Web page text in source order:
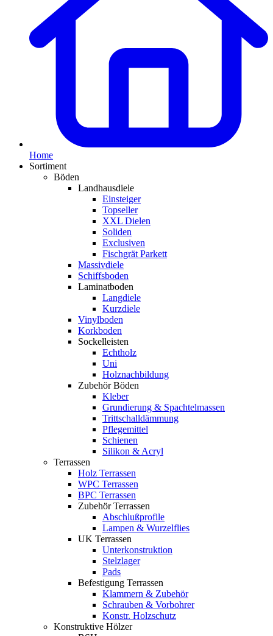
Home
Sortiment
Böden
Landhausdiele
Einsteiger
Topseller
XXL Dielen
Soliden
Exclusiven
Fischgrät Parkett
Massivdiele
Schiffsboden
Laminatboden
Langdiele
Kurzdiele
Vinylboden
Korkboden
Sockelleisten
Echtholz
Uni
Holznachbildung
Zubehör Böden
Kleber
Grundierung & Spachtelmassen
Trittschalldämmung
Pflegemittel
Schienen
Silikon & Acryl
Terrassen
Holz Terrassen
WPC Terrassen
BPC Terrassen
Zubehör Terrassen
Abschlußprofile
Lampen & Wurzelflies
UK Terrassen
Unterkonstruktion
Stelzlager
Pads
Befestigung Terrassen
Klammern & Zubehör
Schrauben & Vorbohrer
Konstr. Holzschutz
Konstruktive Hölzer